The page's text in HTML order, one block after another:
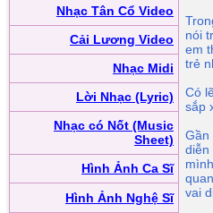
Nhạc Tân Cổ Video
Cải Lương Video
Nhạc Midi
Lời Nhạc (Lyric)
Nhạc có Nốt (Music
Sheet)
Hình Ảnh Ca Sĩ
Hình Ảnh Nghệ Sĩ
nói
em
trẻ
Có
sắp
Gần
diễn
vai